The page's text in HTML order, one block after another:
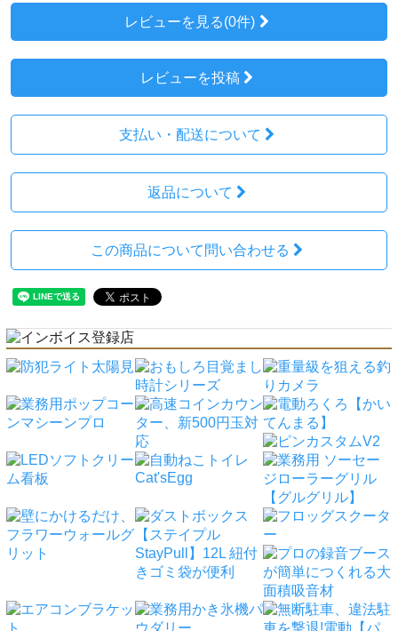
レビューを見る(0件)
レビューを投稿
支払い・配送について
返品について
この商品について問い合わせる